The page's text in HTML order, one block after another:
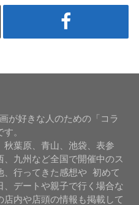
が好きな人のための「コラ
。
秋葉原、青山、池袋、表参
九州など全国で開催中のス
、行ってきた感想や 初めて
デートや親子で行く場合な
内や店頭の情報も掲載して